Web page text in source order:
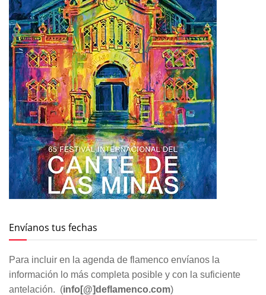
Envíanos tus fechas
Para incluir en la agenda de flamenco envíanos la
información lo más completa posible y con la suficiente
antelación. (info[@]deflamenco.com)